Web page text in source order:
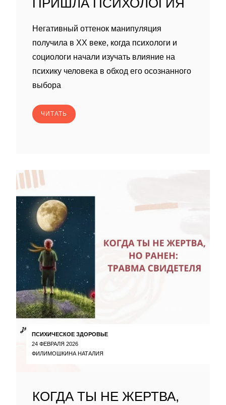
ПРИШЛА ПСИХОЛОГИЯ
Негативный оттенок манипуляция
получила в XX веке, когда психологи и
социологи начали изучать влияние на
психику человека в обход его осознанного
выбора
ЧИТАТЬ
ПСИХИЧЕСКОЕ ЗДОРОВЬЕ
24 ФЕВРАЛЯ 2026
ФИЛИМОШКИНА НАТАЛИЯ
КОГДА ТЫ НЕ ЖЕРТВА,